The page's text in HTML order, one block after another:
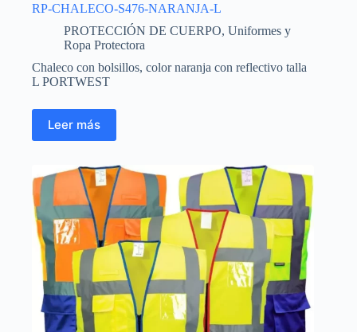
RP-CHALECO-S476-NARANJA-L
PROTECCIÓN DE CUERPO, Uniformes y
Ropa Protectora
Chaleco con bolsillos, color naranja con reflectivo talla
L PORTWEST
Leer más